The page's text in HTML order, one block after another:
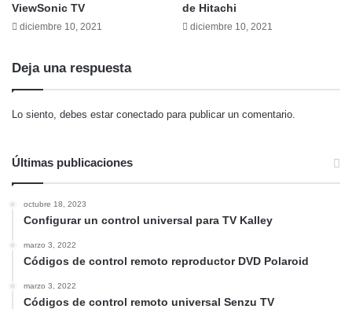
ViewSonic TV
diciembre 10, 2021
de Hitachi
diciembre 10, 2021
Deja una respuesta
Lo siento, debes estar conectado para publicar un comentario.
Últimas publicaciones
octubre 18, 2023
Configurar un control universal para TV Kalley
marzo 3, 2022
Códigos de control remoto reproductor DVD Polaroid
marzo 3, 2022
Códigos de control remoto universal Senzu TV